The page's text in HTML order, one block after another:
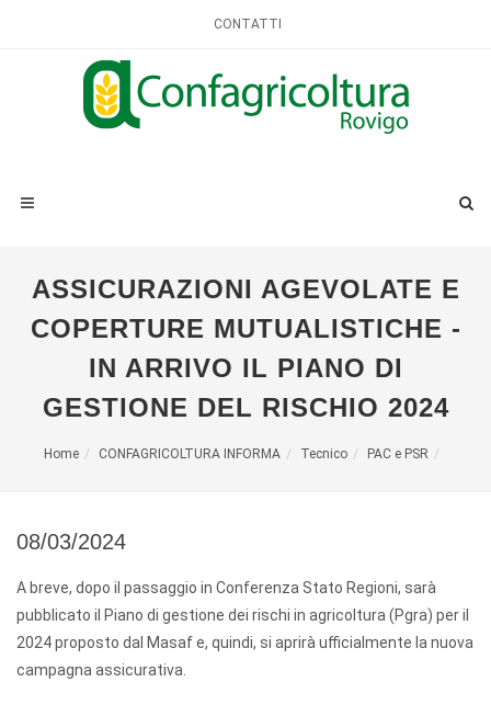
CONTATTI
ASSICURAZIONI AGEVOLATE E
COPERTURE MUTUALISTICHE -
IN ARRIVO IL PIANO DI
GESTIONE DEL RISCHIO 2024
Home CONFAGRICOLTURA INFORMA Tecnico PAC e PSR
08/03/2024
A breve, dopo il passaggio in Conferenza Stato Regioni, sarà
pubblicato il Piano di gestione dei rischi in agricoltura (Pgra) per il
2024 proposto dal Masaf e, quindi, si aprirà ufficialmente la nuova
campagna assicurativa.